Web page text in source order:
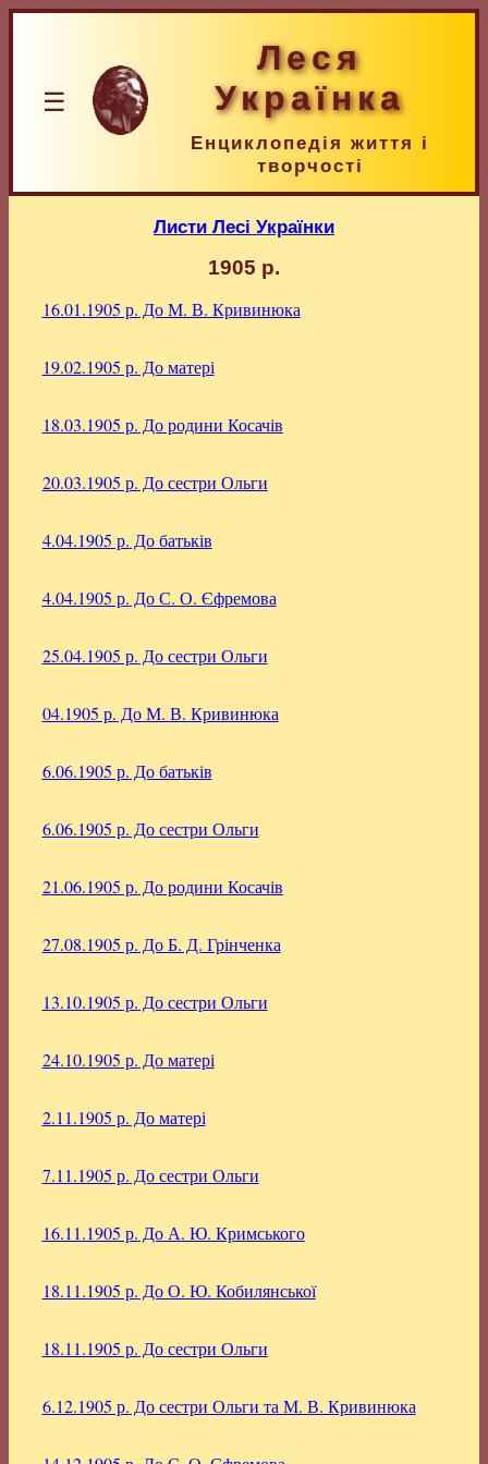
☰
Леся
Українка
Енциклопедія життя і
творчості
Листи Лесі Українки
1905 р.
16.01.1905 р. До М. В. Кривинюка
19.02.1905 р. До матері
18.03.1905 р. До родини Косачів
20.03.1905 р. До сестри Ольги
4.04.1905 р. До батьків
4.04.1905 р. До С. О. Єфремова
25.04.1905 р. До сестри Ольги
04.1905 р. До М. В. Кривинюка
6.06.1905 р. До батьків
6.06.1905 р. До сестри Ольги
21.06.1905 р. До родини Косачів
27.08.1905 р. До Б. Д. Грінченка
13.10.1905 р. До сестри Ольги
24.10.1905 р. До матері
2.11.1905 р. До матері
7.11.1905 р. До сестри Ольги
16.11.1905 р. До А. Ю. Кримського
18.11.1905 р. До О. Ю. Кобилянської
18.11.1905 р. До сестри Ольги
6.12.1905 р. До сестри Ольги та М. В. Кривинюка